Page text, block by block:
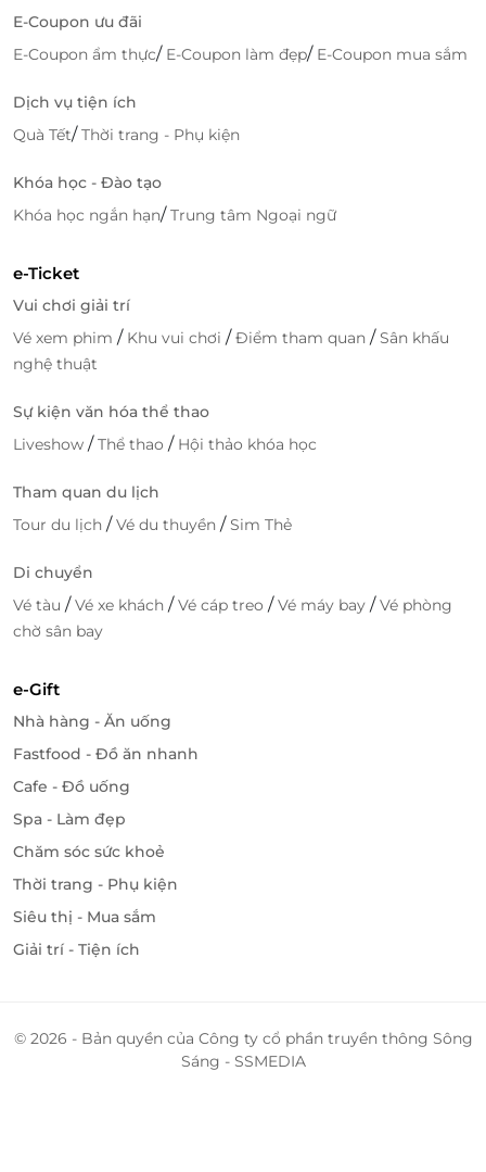
E-Coupon ưu đãi
E-Coupon ẩm thực/ E-Coupon làm đẹp/ E-Coupon mua sắm
Dịch vụ tiện ích
Quà Tết/Thời trang - Phụ kiện
Khóa học - Đào tạo
Khóa học ngắn hạn/Trung tâm Ngoại ngữ
e-Ticket
Vui chơi giải trí
Vé xem phim / Khu vui chơi /Điểm tham quan /Sân khấu
nghệ thuật
Sự kiện văn hóa thể thao
Liveshow /Thể thao / Hội thảo khóa học
Tham quan du lịch
Tour du lịch /Vé du thuyền /Sim Thẻ
Di chuyển
Vé tàu /Vé xe khách /Vé cáp treo /Vé máy bay /Vé phòng
chờ sân bay
e-Gift
Nhà hàng - Ăn uống
Fastfood - Đồ ăn nhanh
Cafe - Đồ uống
Spa - Làm đẹp
Chăm sóc sức khoẻ
Thời trang - Phụ kiện
Siêu thị - Mua sắm
Giải trí - Tiện ích
© 2026 - Bản quyền của Công ty cổ phần truyền thông Sông
Sáng - SSMEDIA